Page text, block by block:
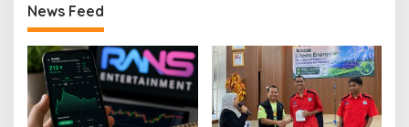
News Feed